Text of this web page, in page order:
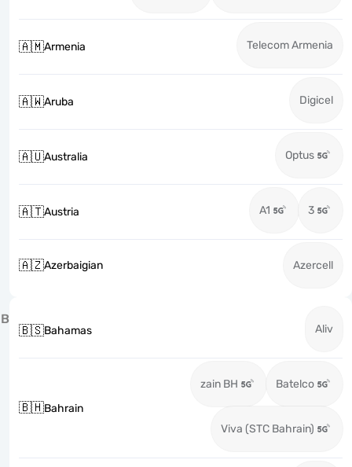
🇦🇲Armenia Telecom Armenia
🇦🇼Aruba Digicel
🇦🇺Australia Optus
🇦🇹Austria A1 3
🇦🇿Azerbaigian Azercell
B
🇧🇸Bahamas Aliv
🇧🇭Bahrain
zain BH Batelco
Viva (STC Bahrain)